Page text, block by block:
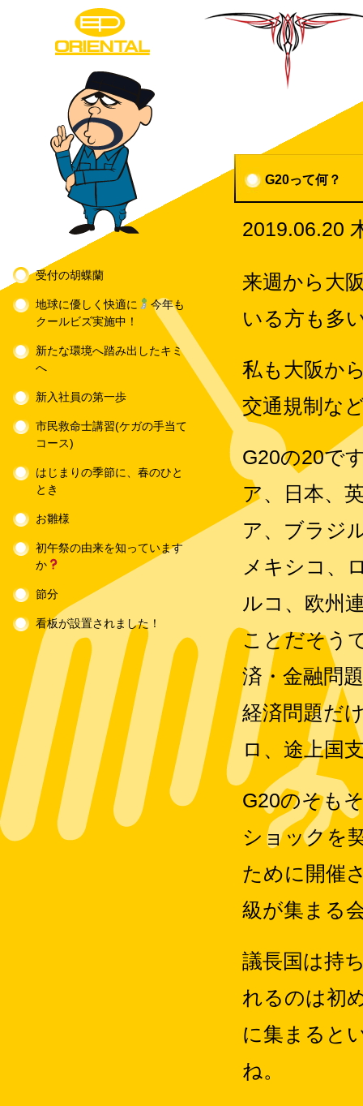
受付の胡蝶蘭
地球に優しく快適に
今年も
クールビズ実施中！
新たな環境へ踏み出したキミ
へ
新入社員の第一歩
市民救命士講習(ケガの手当て
コース)
はじまりの季節に、春のひと
とき
お雛様
初午祭の由来を知っています
か
節分
看板が設置されました！
G20って何？
2019.06.20
来週から大
いる方も多
私も大阪か
交通規制な
G20の20で
ア、日本、
ア、ブラジ
メキシコ、
ルコ、欧州
ことだそう
済・金融問
経済問題だ
ロ、途上国
G20のそも
ショックを
ために開催
級が集まる
議長国は持
れるのは初
に集まると
ね。